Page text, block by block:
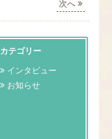
次へ
カテゴリー
インタビュー
お知らせ